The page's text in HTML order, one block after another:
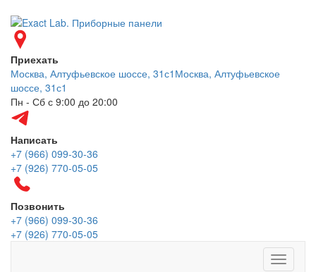
Приехать
Москва, Алтуфьевское шоссе, 31с1 Москва, Алтуфьевское
шоссе, 31с1
Пн - Сб с 9:00 до 20:00
Написать
+7 (966) 099-30-36
+7 (926) 770-05-05
Позвонить
+7 (966) 099-30-36
+7 (926) 770-05-05
Меню